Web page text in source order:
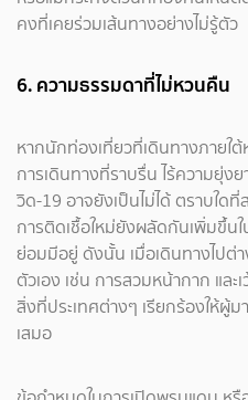
คงที่เคยร่วมเส้นทางอย่างไม่รู้ตัว
6. ความธรรมดาที่ไม่หวนคืน
หากนักท่องเที่ยวที่เดินทางภายใ
การเดินทางที่ราบรื่น ไร้ความยุ่ง
วิด-19 อาจยังเป็นไม่ได้ ตราบใด
การติดเชื้อใหม่ยังผลัดกันเพิ่มขึ้น
ย่อมมีอยู่ ดังนั้น เมื่อเดินทางไปต่
ตัวเอง เช่น การสวมหน้ากาก และ
สิ่งที่ประเทศต่างๆ เรียกร้องให้ผู้
เสมอ